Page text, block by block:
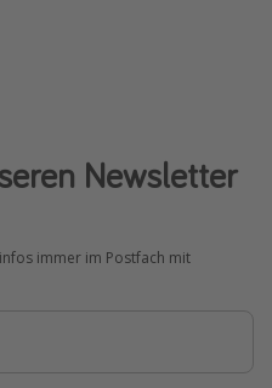
Newsletter
immer im Postfach mit